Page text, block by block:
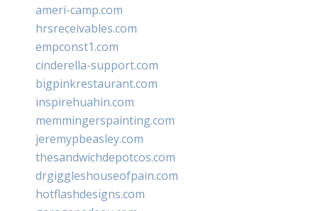
ameri-camp.com
hrsreceivables.com
empconst1.com
cinderella-support.com
bigpinkrestaurant.com
inspirehuahin.com
memmingerspainting.com
jeremypbeasley.com
thesandwichdepotcos.com
drgiggleshouseofpain.com
hotflashdesigns.com